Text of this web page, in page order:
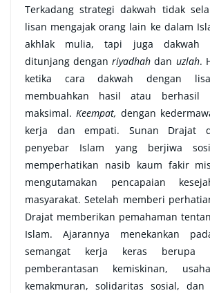
Terkadang strategi dakwah tidak
lisan mengajak orang lain ke dalam
akhlak mulia, tapi juga dakwah
ditunjang denganriyadhahdan uzlah.
ketika cara dakwah dengan
membuahkan hasil atau berhasil
maksimal.Keempat, dengan
kerja dan empati. Sunan Drajat
penyebar Islam yang berjiwa
memperhatikan nasib kaum fakir
mengutamakan pencapaian
masyarakat. Setelah memberi
Drajat memberikan pemahaman
Islam. Ajarannya menekankan
semangat kerja keras berupa
pemberantasan kemiskinan,
kemakmuran, solidaritas sosial, dan